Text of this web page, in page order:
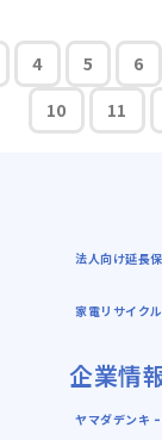
4 5 6
10
11
法人向け延長
家電リサイク
企業情
ヤマダデンキ